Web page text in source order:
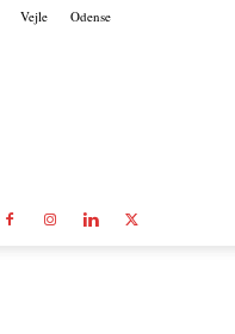
Vejle Odense